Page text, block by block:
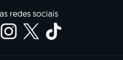
redes sociais